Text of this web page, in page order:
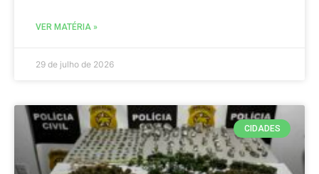
VER MATÉRIA »
29 de julho de 2026
CIDADES